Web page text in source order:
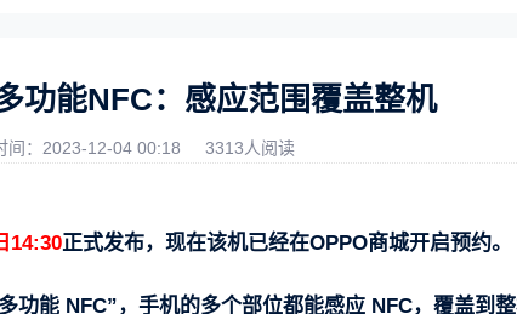
功能NFC：感应范围覆盖整机
间：2023-12-04 00:18 3313人阅读
14:30正式发布，现在该机已经在OPPO商城开启预约。
功能 NFC”，手机的多个部位都能感应 NFC，覆盖到